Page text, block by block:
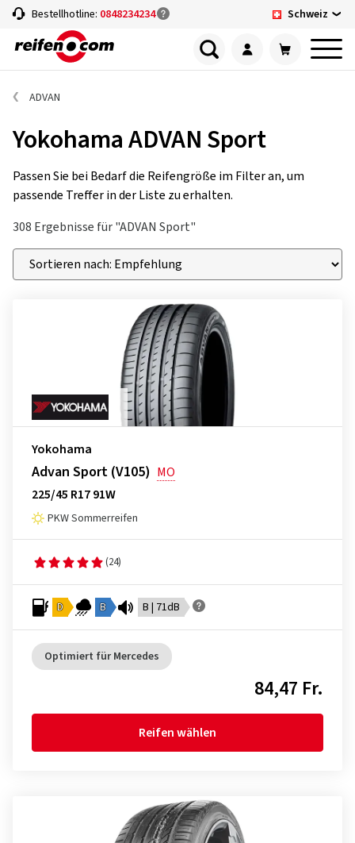
Bestellhotline: 0848234234 Schweiz
ADVAN
Yokohama ADVAN Sport
Passen Sie bei Bedarf die Reifengröße im Filter an, um
passende Treffer in der Liste zu erhalten.
308 Ergebnisse für "ADVAN Sport"
Yokohama
Advan Sport (V105) MO
225/45 R17 91W
PKW Sommerreifen
(24)
D B B | 71dB
Optimiert für Mercedes
84,47 Fr.
Reifen wählen